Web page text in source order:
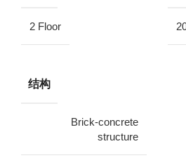
2 Floor
结构
Brick-concrete
structure